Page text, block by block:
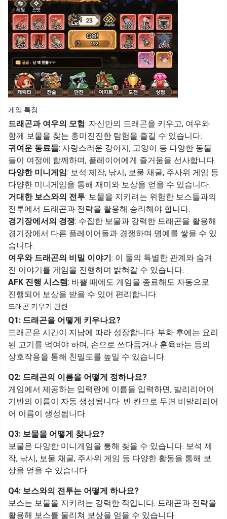
게임 특징
드래곤과 여우의 모험: 자신만의 드래곤을 키우고, 여우와
함께 보물을 찾는 흥미진진한 탐험을 즐길 수 있습니다.​
귀여운 동료들: 사랑스러운 강아지, 고양이 등 다양한 동물
들이 여정에 함께하며, 플레이어에게 즐거움을 선사합니다.​
다양한 미니게임: 보석 제작, 낚시, 보물 채굴, 주사위 게임 등
다양한 미니게임을 통해 재미와 보상을 얻을 수 있습니다.​
거대한 보스와의 전투: 보물을 지키려는 위험한 보스들과의
전투에서 드래곤과 전략을 활용해 승리해야 합니다.​
경기장에서의 경쟁: 수집한 보물과 강력한 드래곤을 활용해
경기장에서 다른 플레이어들과 경쟁하며 명예를 쌓을 수 있
습니다.​
여우와 드래곤의 비밀 이야기: 이 둘의 특별한 관계와 숨겨
진 이야기를 게임을 진행하며 밝혀갈 수 있습니다.​
AFK 진행 시스템: 바쁠 때에도 게임을 종료해도 자동으로
진행되어 보상을 받을 수 있어 편리합니다.
드래곤 키우기 관련
Q1: 드래곤을 어떻게 키우나요?
드래곤은 시간이 지남에 따라 성장합니다. 부화 후에는 요리
된 고기를 먹여야 하며, 손으로 쓰다듬거나 훈육하는 등의
상호작용을 통해 친밀도를 높일 수 있습니다.​
Q2: 드래곤의 이름을 어떻게 정하나요?
게임에서 제공하는 입력란에 이름을 입력하면, 발리리어어
기반의 이름이 자동 생성됩니다. 빈 칸으로 두면 비발리리어
어 이름이 생성됩니다.
Q3: 보물을 어떻게 찾나요?
보물은 다양한 미니게임을 통해 찾을 수 있습니다. 보석 제
작, 낚시, 보물 채굴, 주사위 게임 등 다양한 활동을 통해 보
상을 얻을 수 있습니다.​
Q4: 보스와의 전투는 어떻게 하나요?
보스는 보물을 지키려는 강력한 적입니다. 드래곤과 전략을
활용해 보스를 물리쳐 보상을 얻을 수 있습니다.